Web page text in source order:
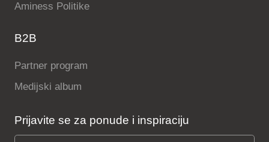
Aminess Politike
B2B
Partner program
Medijski album
Prijavite se za ponude i inspiraciju